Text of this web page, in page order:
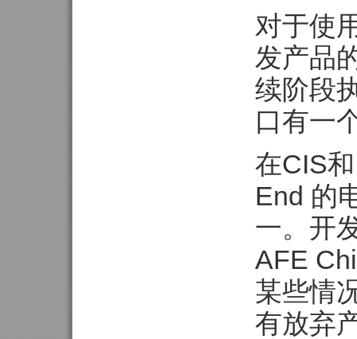
对于使
发产品
续阶段
口有一
在CIS
End 的
一。开
AFE
某些情
有放弃